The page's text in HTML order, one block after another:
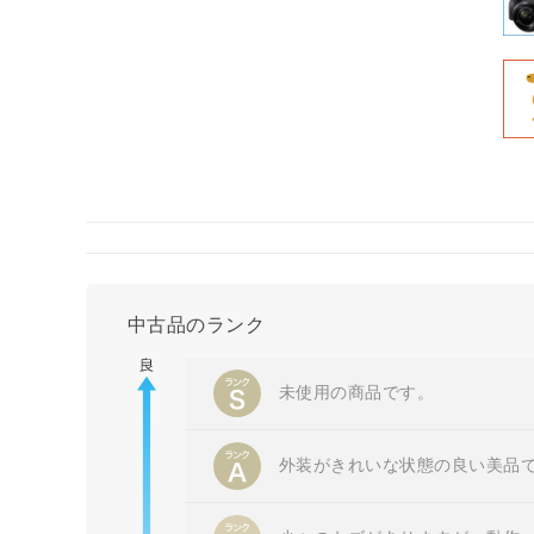
中古品のランク
未使用の商品です。
外装がきれいな状態の良い美品